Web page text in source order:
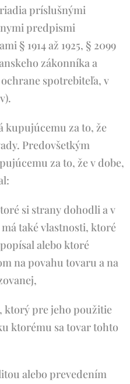
príslušnými
predpismi
§ 1914 až 1925, § 2099
zákonníka a
ochrane spotrebiteľa, v
kupujúcemu za to, že
Predovšetkým
za to, že v dobe,
si strany dohodli a v
také vlastnosti, ktoré
alebo ktoré
na povahu tovaru a na
ktorý pre jeho použitie
ktorému sa tovar tohto
alebo prevedením